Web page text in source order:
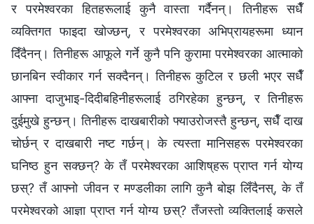
र परमेश्‍वरका हितहरूलाई कुनै वास्ता गर्दैनन्। तिनीहरू सधैँ
व्यक्तिगत फाइदा खोज्छन्, र परमेश्‍वरका अभिप्रायहरूमा ध्यान
दिँदैनन्। तिनीहरू आफूले गर्ने कुनै पनि कुरामा परमेश्‍वरका आत्माको
छानबिन स्वीकार गर्न सक्दैनन्। तिनीहरू कुटिल र छली भएर सधैँ
आफ्ना दाजुभाइ-दिदीबहिनीहरूलाई ठगिरहेका हुन्छन्, र तिनीहरू
दुईमुखे हुन्छन्। तिनीहरू दाखबारीको फ्याउरोजस्तै हुन्छन्, सधैँ दाख
चोर्छन् र दाखबारी नष्ट गर्छन्। के त्यस्ता मानिसहरू परमेश्‍वरका
घनिष्ठ हुन सक्छन्? के तँ परमेश्‍वरका आशिष्‌हरू प्राप्त गर्न योग्य
छस्? तँ आफ्नो जीवन र मण्डलीका लागि कुनै बोझ लिँदैनस्, के तँ
परमेश्‍वरको आज्ञा प्राप्त गर्न योग्य छस्? तँजस्तो व्यक्तिलाई कसले